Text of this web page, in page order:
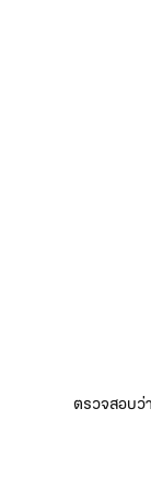
ตรวจสอบว่